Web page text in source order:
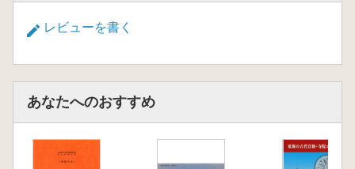
レビューを書く
あなたへのおすすめ